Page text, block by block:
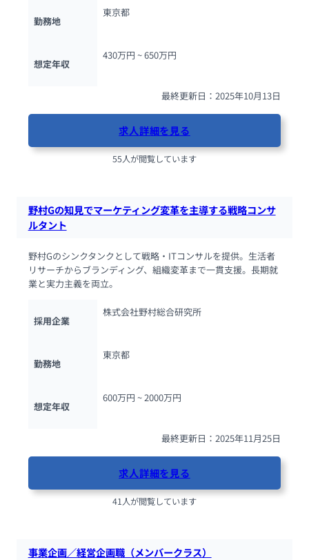
勤務地
東京都
想定年収
430万円 ~ 650万円
最終更新日：2025年10月13日
求人詳細を見る
55人が閲覧しています
野村Gの知見でマーケティング変革を主導する戦略コンサ
ルタント
野村Gのシンクタンクとして戦略・ITコンサルを提供。生活者
リサーチからブランディング、組織変革まで一貫支援。長期就
業と実力主義を両立。
採用企業
株式会社野村総合研究所
勤務地
東京都
想定年収
600万円 ~ 2000万円
最終更新日：2025年11月25日
求人詳細を見る
41人が閲覧しています
事業企画／経営企画職（メンバークラス）